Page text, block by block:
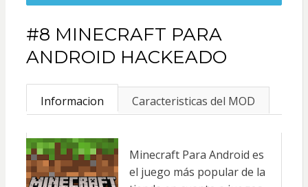
#8 MINECRAFT PARA
ANDROID HACKEADO
Informacion Caracteristicas del MOD
Minecraft Para Android es
el juego más popular de la